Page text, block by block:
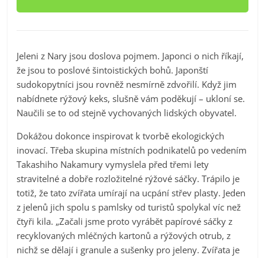
Jeleni z Nary jsou doslova pojmem. Japonci o nich říkají,
že jsou to poslové šintoistických bohů. Japonští
sudokopytníci jsou rovněž nesmírně zdvořilí. Když jim
nabídnete rýžový keks, slušně vám poděkují – ukloní se.
Naučili se to od stejně vychovaných lidských obyvatel.
Dokážou dokonce inspirovat k tvorbě ekologických
inovací. Třeba skupina místních podnikatelů po vedením
Takashiho Nakamury vymyslela před třemi lety
stravitelné a dobře rozložitelné rýžové sáčky. Trápilo je
totiž, že tato zvířata umírají na ucpání střev plasty. Jeden
z jelenů jich spolu s pamlsky od turistů spolykal víc než
čtyři kila. „Začali jsme proto vyrábět papírové sáčky z
recyklovaných mléčných kartonů a rýžových otrub, z
nichž se dělají i granule a sušenky pro jeleny. Zvířata je